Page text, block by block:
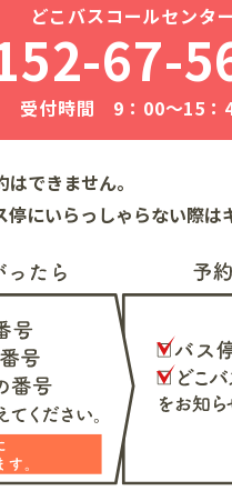
どこバスコールセンター
67-
受付時間 9：00〜15：
できません。
にいらっしゃらない際は